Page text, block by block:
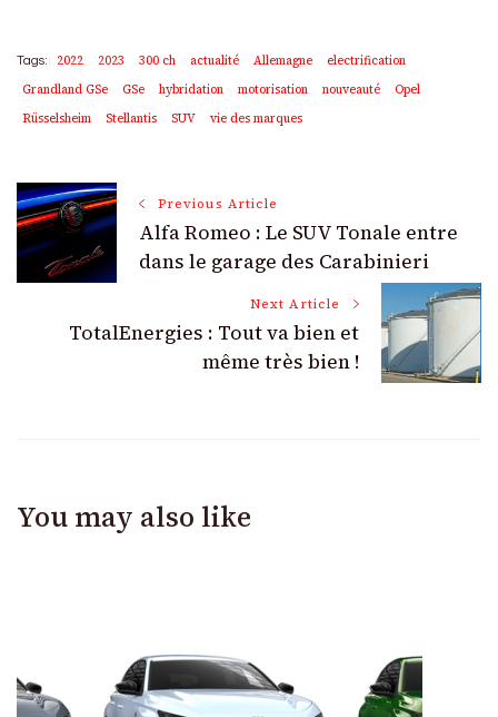
Tags: 2022 2023 300 ch actualité Allemagne
electrification
Grandland GSe
GSe hybridation motorisation nouveauté
Opel
Rüsselsheim
Stellantis SUV vie des marques
Post
Navigation
Previous Article
Alfa Romeo : Le SUV Tonale entre
dans le garage des Carabinieri
Next Article
TotalEnergies : Tout va bien et
même très bien !
You may also like